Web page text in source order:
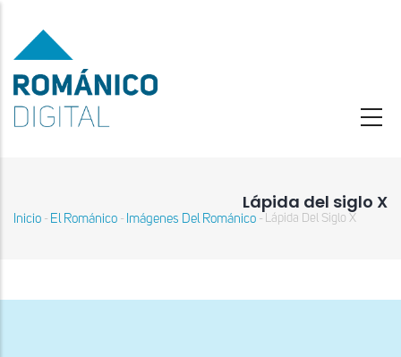
contenido
principal
Lápida del siglo X
Sobrescribir
Inicio - El Románico - Imágenes Del Románico - Lápida Del Siglo X